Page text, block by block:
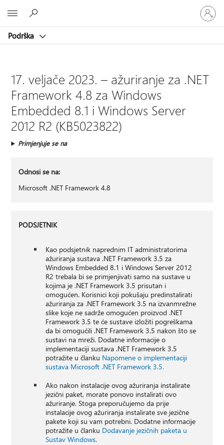
Podrška
Prijavite
se
u
račun
17. veljače 2023. – ažuriranje za .NET
Framework 4.8 za Windows
Embedded 8.1 i Windows Server
2012 R2 (KB5023822)
Primjenjuje se na
Odnosi se na:
Microsoft .NET Framework 4.8
PODSJETNIK
Kao podsjetnik naprednim IT administratorima
ažuriranja sustava .NET Framework 3.5 za
Windows Embedded 8.1 i Windows Server 2012
R2 trebala bi se primjenjivati samo na sustave u
kojima je .NET Framework 3.5 prisutan i
omogućen. Korisnici koji pokušaju predinstalirati
ažuriranja za .NET Framework 3.5 na izvanmrežne
slike koje ne sadrže omogućen proizvod .NET
Framework 3.5 te će sustave izložiti pogreškama
da bi omogućili .NET Framework 3.5 nakon što se
sustavi na mreži. Dodatne informacije o
implementaciji sustava .NET Framework 3.5
potražite u članku Napomene o implementaciji
sustava Microsoft .NET Framework 3.5.
Ako nakon instalacije ovog ažuriranja instalirate
jezični paket, morate ponovo instalirati ovo
ažuriranje. Stoga preporučujemo da prije
instalacije ovog ažuriranja instalirate sve jezične
pakete koji su vam potrebni. Dodatne informacije
potražite u članku Dodavanje jezičnih paketa u
Sustav Windows.